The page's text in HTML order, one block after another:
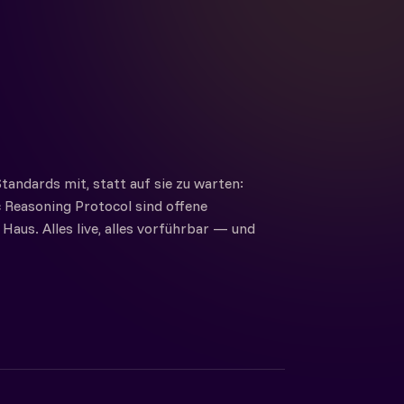
mit, statt auf sie zu warten:
Protocol sind offene
Alles live, alles vorführbar — und